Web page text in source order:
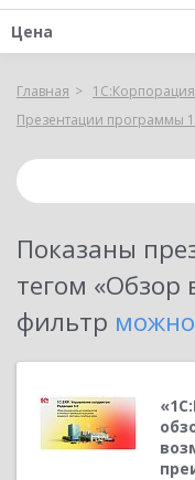
Цена
Главная 1С:Корпорация
Презентации программы
Показаны
тегом «Обзор
фильтр